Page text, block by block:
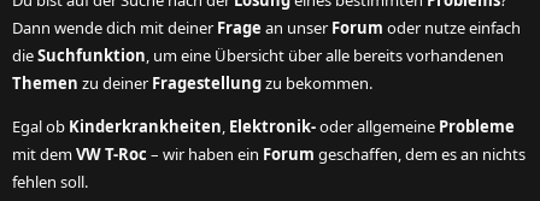
Dann wende dich mit deiner Frage an unser Forum oder nutze einfach
dieSuchfunktion, um eine Übersicht über alle bereits vorhandenen
Themen zu deiner Fragestellungzu bekommen.
Egal ob Kinderkrankheiten, Elektronik-oder allgemeine Probleme
mit demVW T-Roc– wir haben ein Forum geschaffen, dem es an nichts
fehlen soll.